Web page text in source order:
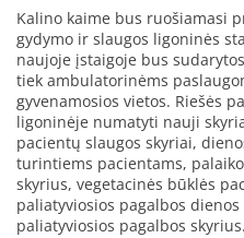
Kalino kaime bus ruošiamasi
gydymo ir slaugos ligoninės
naujoje įstaigoje bus
tiek ambulatorinėms
gyvenamosios vietos. Riešės
ligoninėje numatyti nauji
pacientų slaugos skyriai,
turintiems pacientams,
skyrius, vegetacinės būklės
paliatyviosios pagalbos
paliatyviosios pagalbos skyrius.